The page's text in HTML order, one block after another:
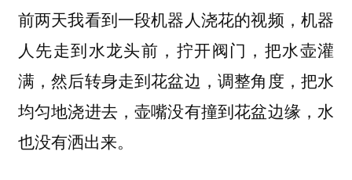
前两天我看到一段机器人浇花的视频，机器
人先走到水龙头前，拧开阀门，把水壶灌
满，然后转身走到花盆边，调整角度，把水
均匀地浇进去，壶嘴没有撞到花盆边缘，水
也没有洒出来。